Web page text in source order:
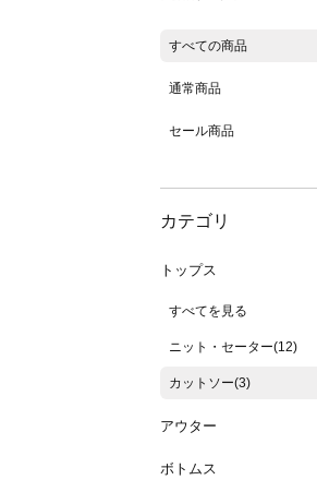
すべての商品
通常商品
セール商品
カテゴリ
トップス
すべてを見る
ニット・セーター(12)
カットソー(3)
アウター
ボトムス